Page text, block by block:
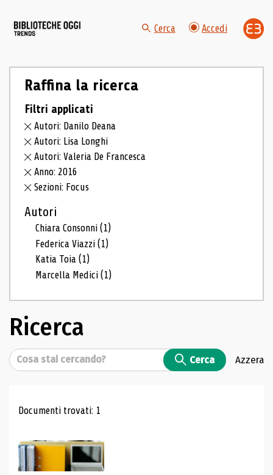
Cerca Accedi
Raffina la ricerca
Filtri applicati
Autori: Danilo Deana
Autori: Lisa Longhi
Autori: Valeria De Francesca
Anno: 2016
Sezioni: Focus
Autori
Chiara Consonni(1)
Federica Viazzi(1)
Katia Toia(1)
Marcella Medici(1)
Ricerca
Cerca Cerca Azzera
Risultati di ricerca
Documenti trovati: 1